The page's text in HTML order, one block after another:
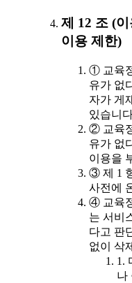
제 12 조 (
이용 제한)
① 교육
유가 없
자가 게
있습니
② 교육
유가 없
이용을
③ 제 1
사전에
④ 교육
는 서비
다고 판
없이 삭
1.
나